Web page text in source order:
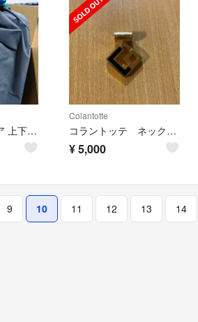
リカバリーウェア 上下セット コラントッテ レスノ RESNO MAGNEリカバ
Colantotte
コラントッテ ネックレス トップのみ
¥5,000
9 10 11 12 13 14